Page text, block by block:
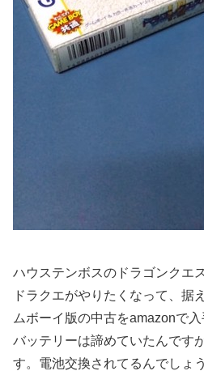
ハウステンボスのドラゴンクエ
ドラクエがやりたくなって、据
ムボーイ版の中古をamazonで入
バッテリーは諦めていたんです
す。電池交換されてるんでしょう